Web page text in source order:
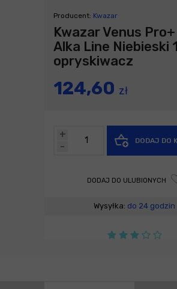
Producent: Kwazar
Kwazar Venus Pro+
Alka Line Niebieski
opryskiwacz
124,60 zł
-
+
DODAJ DO
DODAJ DO ULUBIONYCH
Wysyłka: do 24 godzin